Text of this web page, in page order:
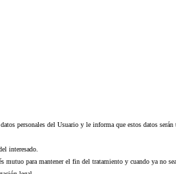
personales del Usuario y le informa que estos datos
interesado.
mutuo para mantener el fin del tratamiento y cuando ya no